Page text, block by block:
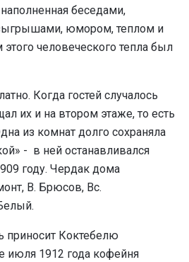
беседами,
юмором, теплом и
человеческого тепла был
Когда гостей случалось
их и на втором этаже, то есть
из комнат долго сохраняла
- в ней останавливался
году. Чердак дома
В. Брюсов, Вс.
приносит Коктебелю
июля 1912 года кофейня